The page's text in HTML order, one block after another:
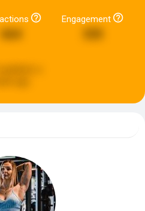
664
Engagement